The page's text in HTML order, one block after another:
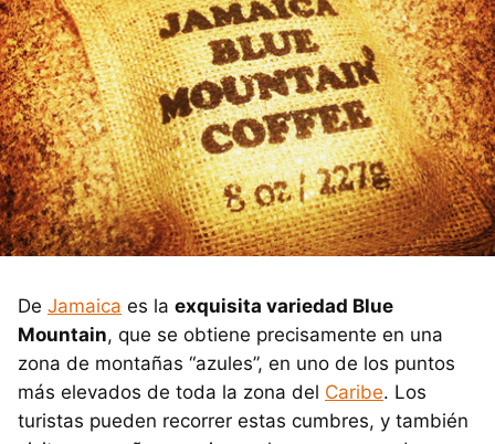
De Jamaica es la exquisita variedad Blue
Mountain, que se obtiene precisamente en una
zona de montañas “azules”, en uno de los puntos
más elevados de toda la zona del Caribe. Los
turistas pueden recorrer estas cumbres, y también